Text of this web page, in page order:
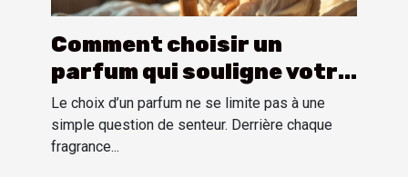
Comment choisir un
parfum qui souligne votre
personnalité?
Le choix d’un parfum ne se limite pas à une
simple question de senteur. Derrière chaque
fragrance...